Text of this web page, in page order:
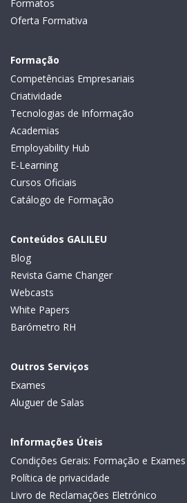
Formatos
Oferta Formativa
Formação
Competências Empresariais
Criatividade
Tecnologias de Informação
Academias
Employability Hub
E-Learning
Cursos Oficiais
Catálogo de Formação
Conteúdos GALILEU
Blog
Revista Game Changer
Webcasts
White Papers
Barómetro RH
Outros Serviços
Exames
Aluguer de Salas
Informações Úteis
Condições Gerais: Formação e Exames
Política de privacidade
Livro de Reclamações Eletrónico